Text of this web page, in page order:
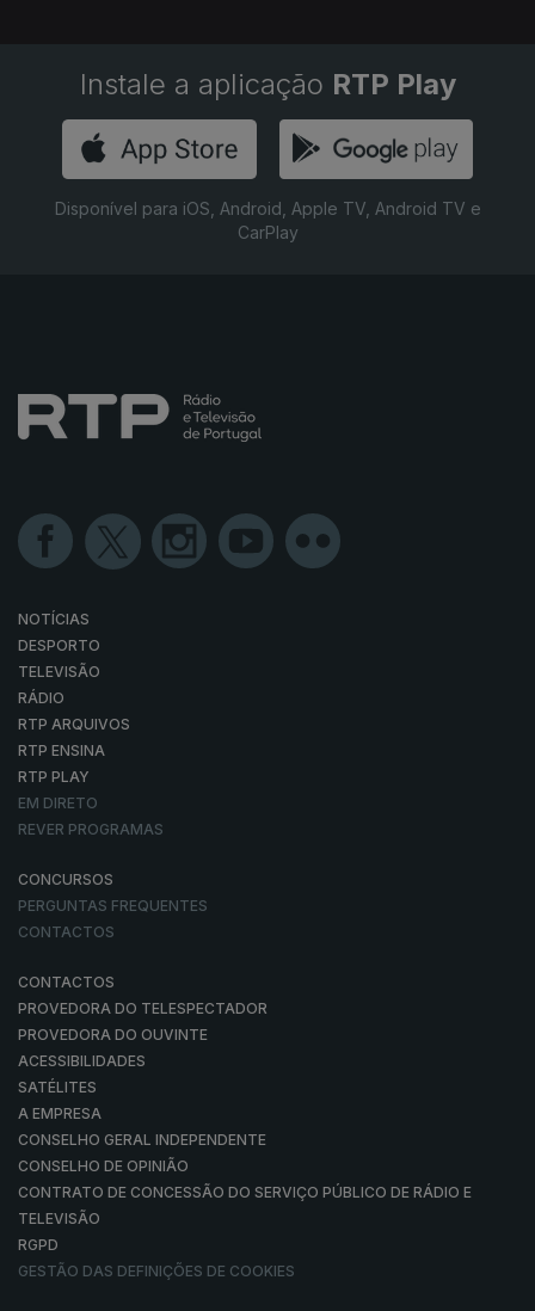
Instale a aplicação RTP Play
Disponível para iOS, Android, Apple TV, Android TV e
CarPlay
NOTÍCIAS
DESPORTO
TELEVISÃO
RÁDIO
RTP ARQUIVOS
RTP ENSINA
RTP PLAY
EM DIRETO
REVER PROGRAMAS
CONCURSOS
PERGUNTAS FREQUENTES
CONTACTOS
CONTACTOS
PROVEDORA DO TELESPECTADOR
PROVEDORA DO OUVINTE
ACESSIBILIDADES
SATÉLITES
A EMPRESA
CONSELHO GERAL INDEPENDENTE
CONSELHO DE OPINIÃO
CONTRATO DE CONCESSÃO DO SERVIÇO PÚBLICO DE RÁDIO E
TELEVISÃO
RGPD
GESTÃO DAS DEFINIÇÕES DE COOKIES